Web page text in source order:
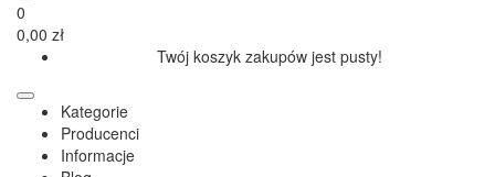
0
0,00 zł
Twój koszyk zakupów jest pusty!
Kategorie
Producenci
Informacje